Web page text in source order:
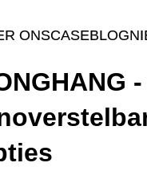
ONSCASEBLOG